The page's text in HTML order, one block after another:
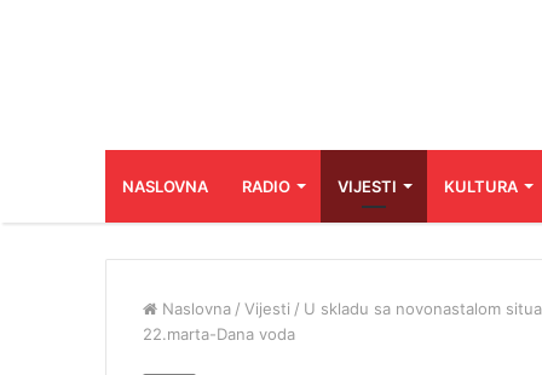
NASLOVNA RADIO VIJESTI KULTURA
Naslovna / Vijesti / U skladu sa novonastalom
22.marta-Dana voda